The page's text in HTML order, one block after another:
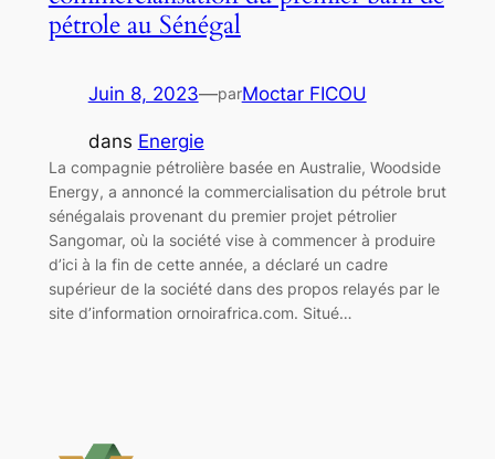
pétrole au Sénégal
Juin 8, 2023—parMoctar FICOU
dans Energie
La compagnie pétrolière basée en Australie, Woodside
Energy, a annoncé la commercialisation du pétrole brut
sénégalais provenant du premier projet pétrolier
Sangomar, où la société vise à commencer à produire
d’ici à la fin de cette année, a déclaré un cadre
supérieur de la société dans des propos relayés par le
site d’information ornoirafrica.com. Situé…